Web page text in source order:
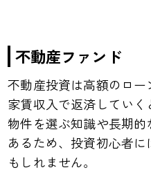
不動産ファンド
不動産投資は高額のロー
家賃収入で返済していく
物件を選ぶ知識や長期
あるため、投資初心者
もしれません。